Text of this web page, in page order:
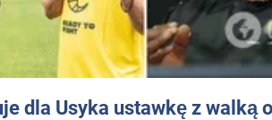
dla Usyka ustawkę z walką